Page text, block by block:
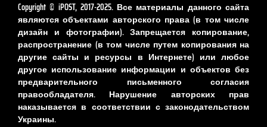
Copyright © iPOST, 2017-2025. Все материалы данного сайта
являются объектами авторского права (в том числе
дизайн и фотографии). Запрещается копирование,
распространение (в том числе путем копирования на
другие сайты и ресурсы в Интернете) или любое
другое использование информации и объектов без
предварительного письменного согласия
правообладателя. Нарушение авторских прав
наказывается в соответствии с законодательством
Украины.